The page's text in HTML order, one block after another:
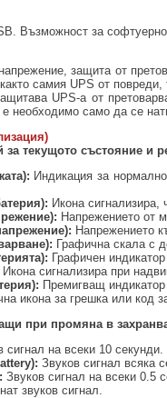
Възможност за
защита от
самия UPS от повреди,
UPS-а от
необходимо само да се
за текущото състояние и
Индикация за
Икона сигнализира,
Напрежението от
Напрежението
Графична скала с
Графичен
Икона сигнализира при
Премигващ
икона за грешка или код
щи при промяна в
сигнал на всеки 10 секунди.
Звуков сигнал всяка
Звуков сигнал на всеки 0.5
звуков сигнал.